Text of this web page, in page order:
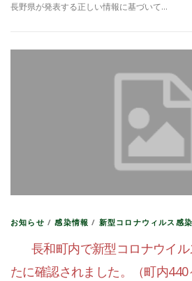
長野県が発表する正しい情報に基づいて…
お知らせ /感染情報 / 新型コロナウィルス感
長和町内で新型コロナウイ
たに確認されました。（町内440